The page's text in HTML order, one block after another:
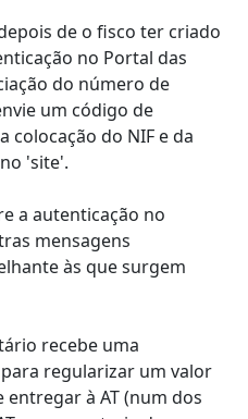
de o fisco ter criado
no Portal das
do número de
um código de
colocação do NIF e da
'site'.
a autenticação no
mensagens
às que surgem
recebe uma
regularizar um valor
à AT (num dos